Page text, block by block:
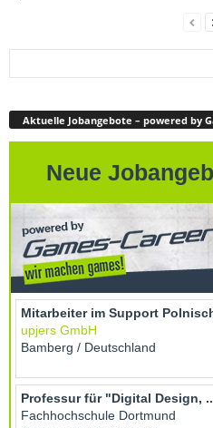
Aktuelle Jobangebote – powered by